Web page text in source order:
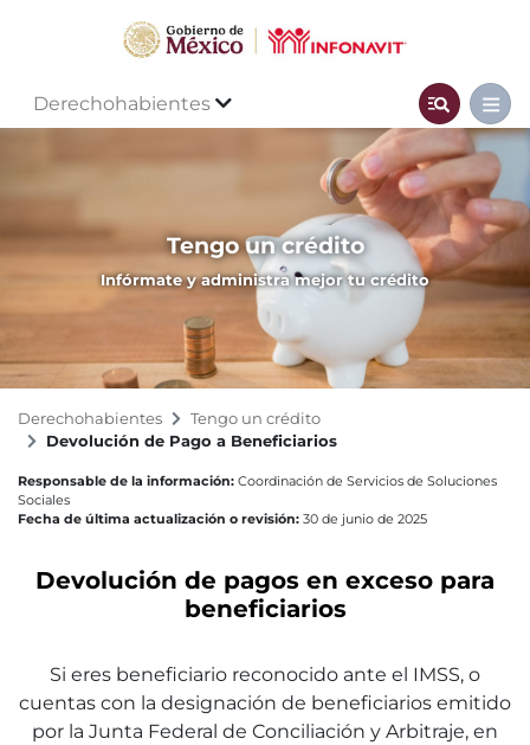
Derechohabientes
Tengo un crédito
Infórmate y administra mejor tu crédito
Derechohabientes
Tengo un crédito
Devolución de Pago a Beneficiarios
Responsable de la información: Coordinación de Servicios de Soluciones
Sociales
Fecha de última actualización o revisión: 30 de junio de 2025
Devolución de pagos en exceso para
beneficiarios
Si eres beneficiario reconocido ante el IMSS, o
cuentas con la designación de beneficiarios emitido
por la Junta Federal de Conciliación y Arbitraje, en